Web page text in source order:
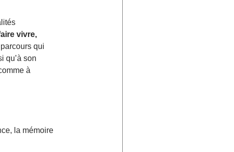
vivre,
qui
qu’à son
à
la mémoire